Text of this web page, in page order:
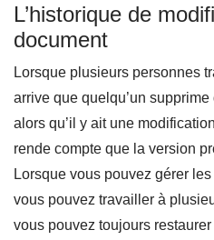
L’historique de
document
Lorsque plusieurs personnes
arrive que quelqu’un
alors qu’il y ait une
rende compte que la version
Lorsque vous pouvez gérer
vous pouvez travailler à
vous pouvez toujours